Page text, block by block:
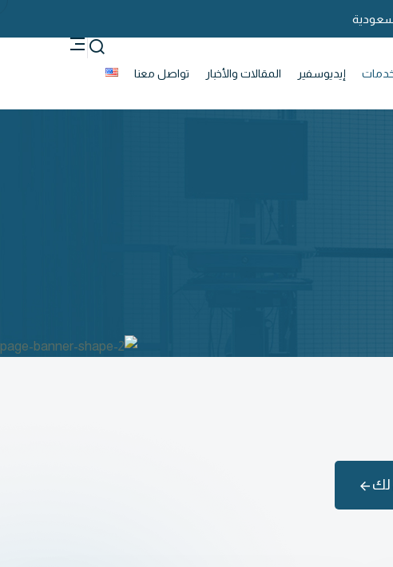
إيديوسفير المقالات والأخبار تواصل معنا